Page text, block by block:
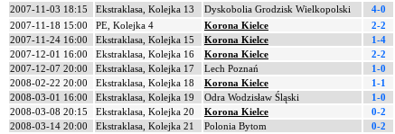
2007-11-03 18:15
Ekstraklasa, Kolejka 13 Dyskobolia Grodzisk Wielkopolski 4-0
2007-11-18 15:00
PE, Kolejka 4 Korona Kielce 2-2
2007-11-24 16:00
Ekstraklasa, Kolejka 15 Korona Kielce 1-4
2007-12-01 16:00
Ekstraklasa, Kolejka 16 Korona Kielce 2-2
2007-12-07 20:00
Ekstraklasa, Kolejka 17 Lech Poznań 1-0
2008-02-22 20:00
Ekstraklasa, Kolejka 18 Korona Kielce 1-1
2008-03-01 16:00
Ekstraklasa, Kolejka 19 Odra Wodzisław Śląski 1-0
2008-03-08 20:15
Ekstraklasa, Kolejka 20 Korona Kielce 0-2
2008-03-14 20:00
Ekstraklasa, Kolejka 21 Polonia Bytom 0-2